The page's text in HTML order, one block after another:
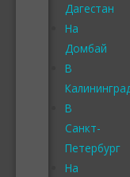
Дагестан
На
Домбай
В
В
Санкт-
Петербург
На